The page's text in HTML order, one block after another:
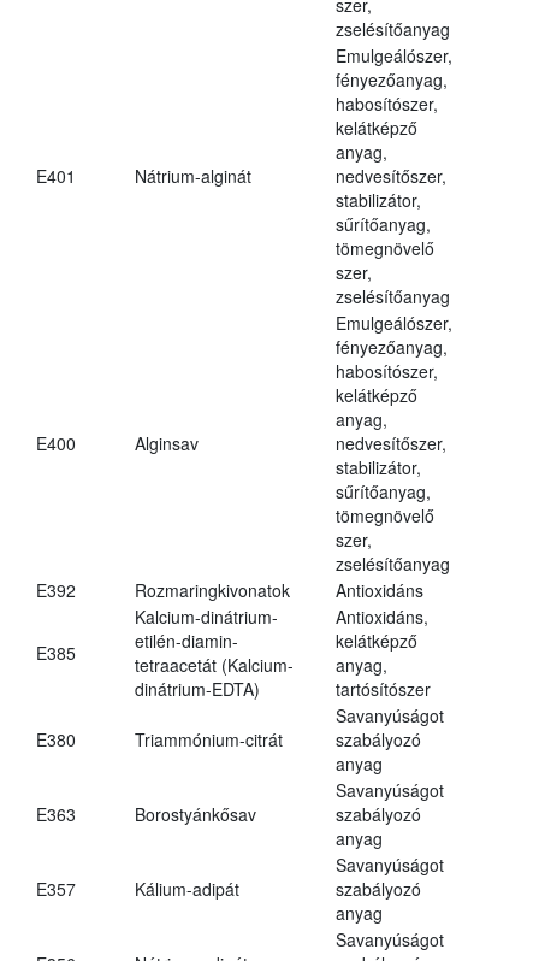
zselésítőanyag
E401 Nátrium-alginát
Emulgeálószer,
fényezőanyag,
habosítószer,
kelátképző
anyag,
nedvesítőszer,
stabilizátor,
sűrítőanyag,
tömegnövelő
szer,
zselésítőanyag
E400 Alginsav
Emulgeálószer,
fényezőanyag,
habosítószer,
kelátképző
anyag,
nedvesítőszer,
stabilizátor,
sűrítőanyag,
tömegnövelő
szer,
zselésítőanyag
E392
Rozmaringkivonatok Antioxidáns
E385
Kalcium-dinátrium-
etilén-diamin-
tetraacetát (Kalcium-
dinátrium-EDTA)
Antioxidáns,
kelátképző
anyag,
tartósítószer
E380 Triammónium-citrát
Savanyúságot
szabályozó
anyag
E363 Borostyánkősav
Savanyúságot
szabályozó
anyag
E357 Kálium-adipát
Savanyúságot
szabályozó
anyag
Savanyúságot